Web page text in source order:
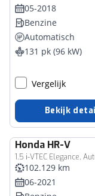
05-2018
Benzine
Automatisch
131 pk (96 kW)
Vergelijk
Bekijk
Honda HR-V
1.5 i-VTEC Elegance,
102.129 km
06-2021